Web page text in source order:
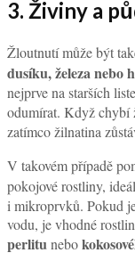
3. Živiny a
Žloutnutí může být
dusíku, železa nebo
nejprve na starších
odumírat. Když chybí
zatímco žilnatina
V takovém případě
pokojové rostliny,
i mikroprvků. Pokud
vodu, je vhodné
perlitunebo